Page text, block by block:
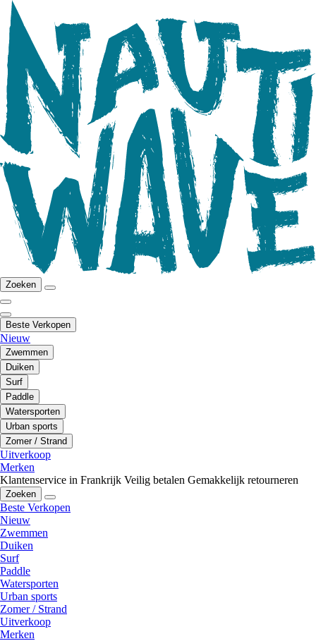
Zoeken
Beste Verkopen
Nieuw
Zwemmen
Duiken
Surf
Paddle
Watersporten
Urban sports
Zomer / Strand
Uitverkoop
Merken
Klantenservice in Frankrijk Veilig betalen Gemakkelijk retourneren
Zoeken
Beste Verkopen
Nieuw
Zwemmen
Duiken
Surf
Paddle
Watersporten
Urban sports
Zomer / Strand
Uitverkoop
Merken